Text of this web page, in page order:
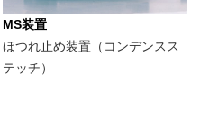
MS装置
ほつれ止め装置（コンデンスス
テッチ）